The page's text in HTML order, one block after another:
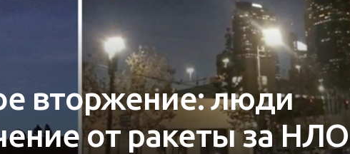
вторжение: люди
от ракеты за НЛО